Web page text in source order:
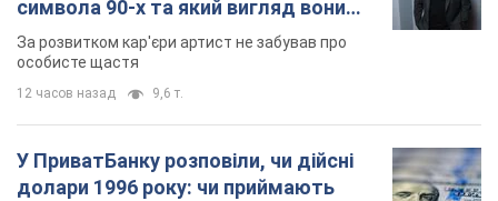
символа 90-х та який вигляд вони
мають
За розвитком кар'єри артист не забував про
особисте щастя
12 часов назад 9,6 т.
У ПриватБанку розповіли, чи дійсні
долари 1996 року: чи приймають